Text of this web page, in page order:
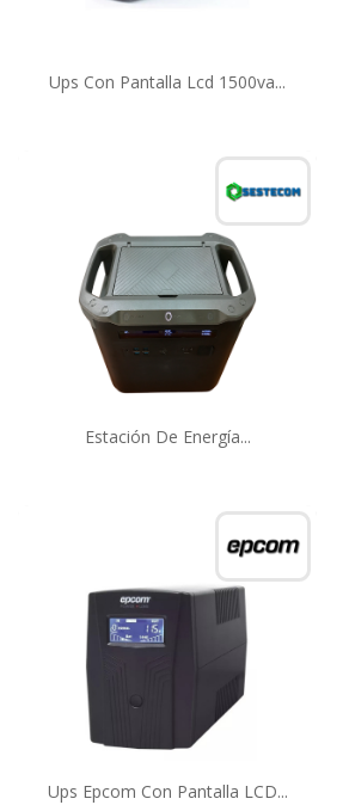
Ups Con Pantalla Lcd 1500va...
Estación De Energía...
Ups Epcom Con Pantalla LCD...